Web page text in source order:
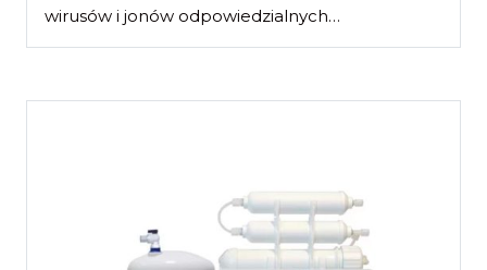
wirusów i jonów odpowiedzialnych…